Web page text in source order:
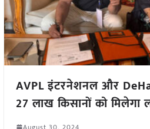
AVPL इंटरनेशनल और
27 लाख किसानों को मिलेगा